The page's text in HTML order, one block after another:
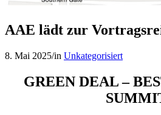
AAE lädt zur
8. Mai 2025/in Unkategorisiert
GREEN DEAL –